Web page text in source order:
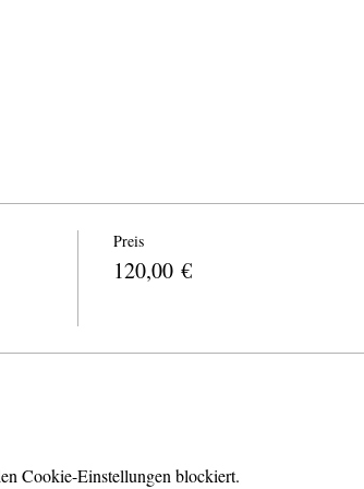
Preis
120,00 €
Cookie-Einstellungen blockiert.